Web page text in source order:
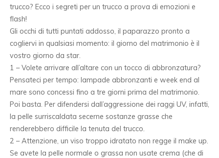
trucco? Ecco i segreti per un trucco a prova di emozioni e
flash!
Gli occhi di tutti puntati addosso, il paparazzo pronto a
cogliervi in qualsiasi momento: il giorno del matrimonio è il
vostro giorno da star.
1 – Volete arrivare all’altare con un tocco di abbronzatura?
Pensateci per tempo: lampade abbronzanti e week end al
mare sono concessi fino a tre giorni prima del matrimonio.
Poi basta. Per difendersi dall’aggressione dei raggi UV, infatti,
la pelle surriscaldata secerne sostanze grasse che
renderebbero difficile la tenuta del trucco.
2 – Attenzione, un viso troppo idratato non regge il make up.
Se avete la pelle normale o grassa non usate crema (che di